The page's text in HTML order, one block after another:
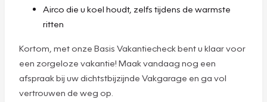
Airco die u koel houdt, zelfs tijdens de warmste
ritten
Kortom, met onze Basis Vakantiecheck bent u klaar voor
een zorgeloze vakantie! Maak vandaag nog een
afspraak bij uw dichtstbijzijnde Vakgarage en ga vol
vertrouwen de weg op.